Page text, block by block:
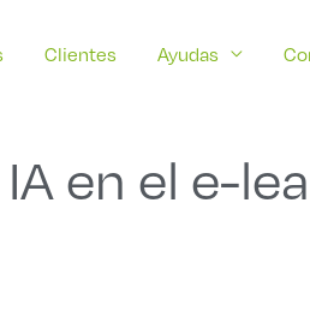
Clientes Ayudas
en el e-